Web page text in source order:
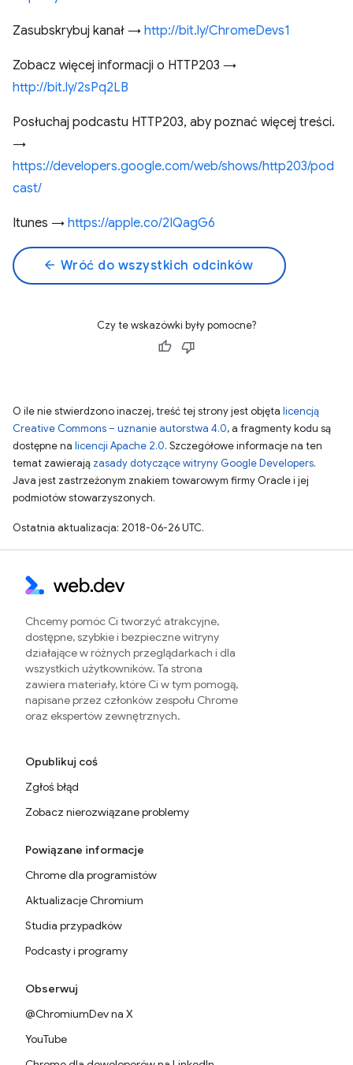
Zasubskrybuj kanał → http://bit.ly/ChromeDevs1
Zobacz więcej informacji o HTTP203 →
http://bit.ly/2sPq2LB
Posłuchaj podcastu HTTP203, aby poznać więcej treści.
→
https://developers.google.com/web/shows/http203/pod
cast/
Itunes → https://apple.co/2IQagG6
arrow_back Wróć do wszystkich odcinków
Czy te wskazówki były pomocne?
O ile nie stwierdzono inaczej, treść tej strony jest objęta licencją
Creative Commons – uznanie autorstwa 4.0, a fragmenty kodu są
dostępne na licencji Apache 2.0. Szczegółowe informacje na ten
temat zawierają zasady dotyczące witryny Google Developers.
Java jest zastrzeżonym znakiem towarowym firmy Oracle i jej
podmiotów stowarzyszonych.
Ostatnia aktualizacja: 2018-06-26 UTC.
Chcemy pomóc Ci tworzyć atrakcyjne,
dostępne, szybkie i bezpieczne witryny
działające w różnych przeglądarkach i dla
wszystkich użytkowników. Ta strona
zawiera materiały, które Ci w tym pomogą,
napisane przez członków zespołu Chrome
oraz ekspertów zewnętrznych.
Opublikuj coś
Zgłoś błąd
Zobacz nierozwiązane problemy
Powiązane informacje
Chrome dla programistów
Aktualizacje Chromium
Studia przypadków
Podcasty i programy
Obserwuj
@ChromiumDev na X
YouTube